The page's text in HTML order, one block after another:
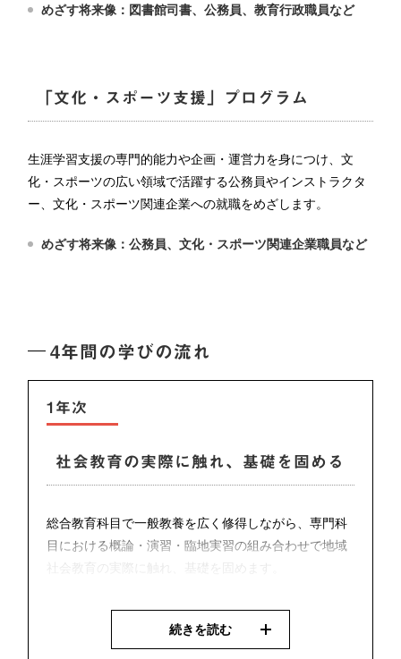
めざす将来像：図書館司書、公務員、教育行政職員など
「文化・スポーツ支援」プログラム
生涯学習支援の専門的能力や企画・運営力を身につけ、文
化・スポーツの広い領域で活躍する公務員やインストラクタ
ー、文化・スポーツ関連企業への就職をめざします。
めざす将来像：公務員、文化・スポーツ関連企業職員など
4年間の学びの流れ
1年次
続きを読む
社会教育の実際に触れ、基礎を固める
総合教育科目で一般教養を広く修得しながら、専門科
目における概論・演習・臨地実習の組み合わせで地域
代表的な授業